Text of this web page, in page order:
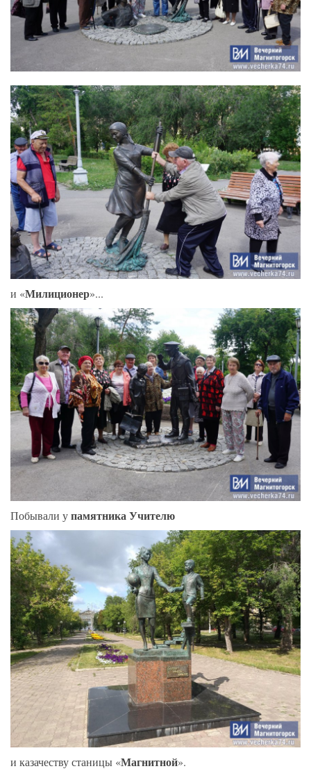
и «Милиционер»...
Побывали упамятника Учителю
и казачеству станицы «Магнитной».